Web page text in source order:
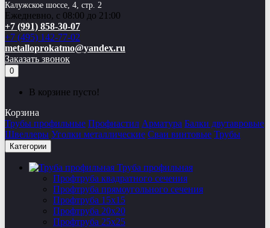
Калужское шоссе, 4, стр. 2
Ежедневно, с 08:00 до 21:00
+7 (991) 858-30-07
+7 (495) 142-77-02
metalloprokatmo@yandex.ru
Заказать звонок
0
В корзине пусто!
Корзина
Трубы профильные Профнастил Арматура Балки двутавровые
Швеллеры Уголки металлические Сваи винтовые Трубы
Категории
Труба профильная
Профтруба квадратного сечения
Профтруба прямоугольного сечения
Профтруба 15х15
Профтруба 20х20
Профтруба 25х25